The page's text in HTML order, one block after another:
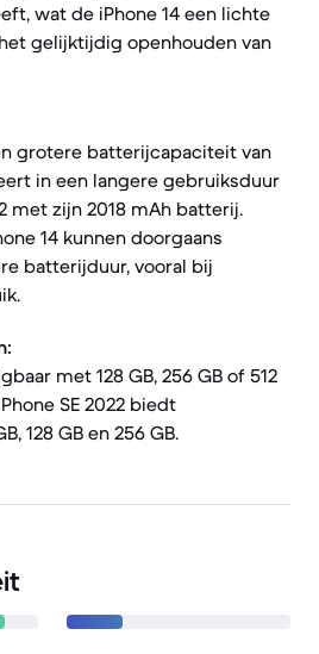
wat de iPhone 14 een lichte
gelijktijdig openhouden van
grotere batterijcapaciteit van
in een langere gebruiksduur
met zijn 2018 mAh batterij.
14 kunnen doorgaans
batterijduur, vooral bij
met 128 GB, 256 GB of 512
SE 2022 biedt
128 GB en 256 GB.